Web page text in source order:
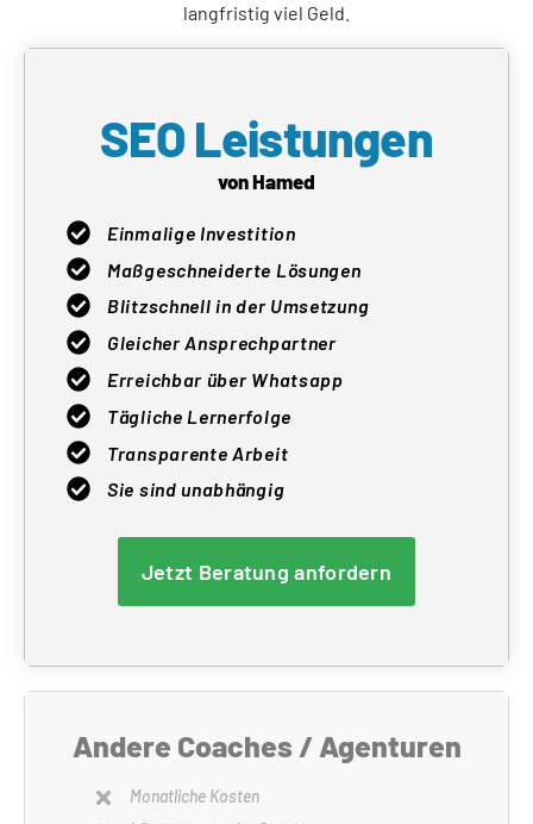
langfristig viel Geld.
SEO Leistungen
von Hamed
Einmalige Investition
Maßgeschneiderte Lösungen
Blitzschnell in der Umsetzung
Gleicher Ansprechpartner
Erreichbar über Whatsapp
Tägliche Lernerfolge
Transparente Arbeit
Sie sind unabhängig
Jetzt Beratung anfordern
Andere Coaches / Agenturen
Monatliche Kosten